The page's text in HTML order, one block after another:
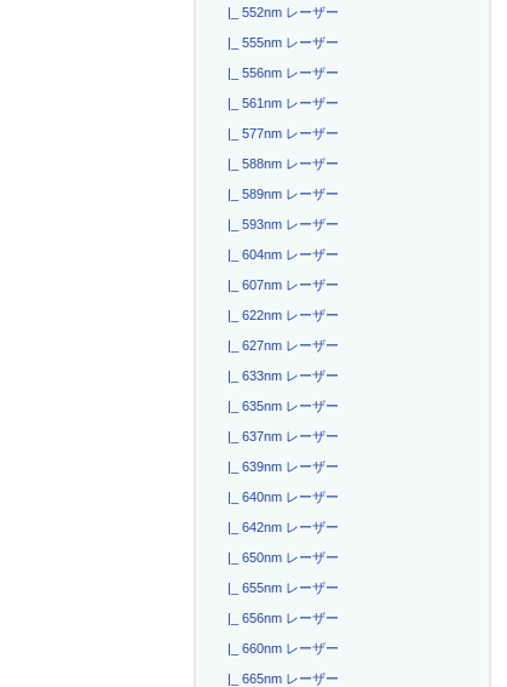
|_ 552nm レーザー
|_ 555nm レーザー
|_ 556nm レーザー
|_ 561nm レーザー
|_ 577nm レーザー
|_ 588nm レーザー
|_ 589nm レーザー
|_ 593nm レーザー
|_ 604nm レーザー
|_ 607nm レーザー
|_ 622nm レーザー
|_ 627nm レーザー
|_ 633nm レーザー
|_ 635nm レーザー
|_ 637nm レーザー
|_ 639nm レーザー
|_ 640nm レーザー
|_ 642nm レーザー
|_ 650nm レーザー
|_ 655nm レーザー
|_ 656nm レーザー
|_ 660nm レーザー
|_ 665nm レーザー